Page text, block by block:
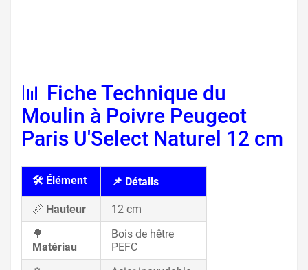
📊 Fiche Technique du
Moulin à Poivre Peugeot
Paris U'Select Naturel 12 cm
🛠️ Élément 📌 Détails
📏 Hauteur
12 cm
🌳
Matériau
Bois de hêtre
PEFC